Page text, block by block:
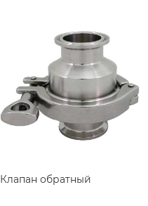
Клапан обратный